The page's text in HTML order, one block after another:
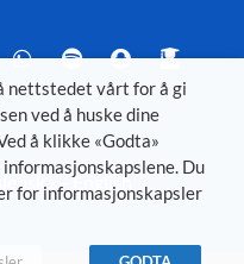
–English
nettstedet vårt for å gi
ved å huske dine
å klikke «Godta»
Du
for informasjonskapsler